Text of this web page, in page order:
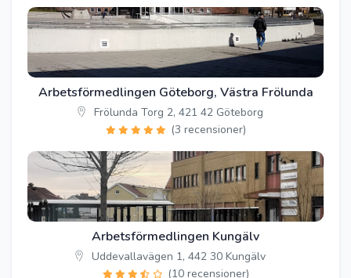
Arbetsförmedlingen Göteborg, Västra Frölunda
Frölunda Torg 2, 421 42 Göteborg
(3 recensioner)
Arbetsförmedlingen Kungälv
Uddevallavägen 1, 442 30 Kungälv
(10 recensioner)